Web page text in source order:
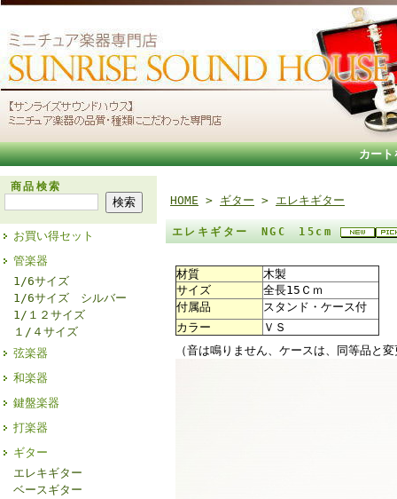
カート
商品検索
お買い得セット
管楽器
1/6サイズ
1/6サイズ シルバー
1/１２サイズ
１/４サイズ
弦楽器
和楽器
鍵盤楽器
打楽器
ギター
エレキギター
ベースギター
HOME > ギター > エレキギター
エレキギター NGC 15cm
材質
木製
サイズ
全長15Ｃｍ
付属品
スタンド・ケース付
カラー
ＶＳ
（音は鳴りません、ケースは、同等品と